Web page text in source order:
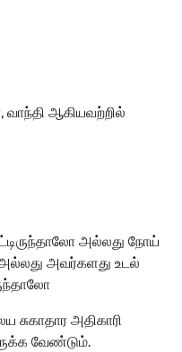
வாந்தி ஆகியவற்றில்
அல்லது நோய்
அல்லது அவர்களது உடல்
சுகாதார அதிகாரி
வேண்டும்.